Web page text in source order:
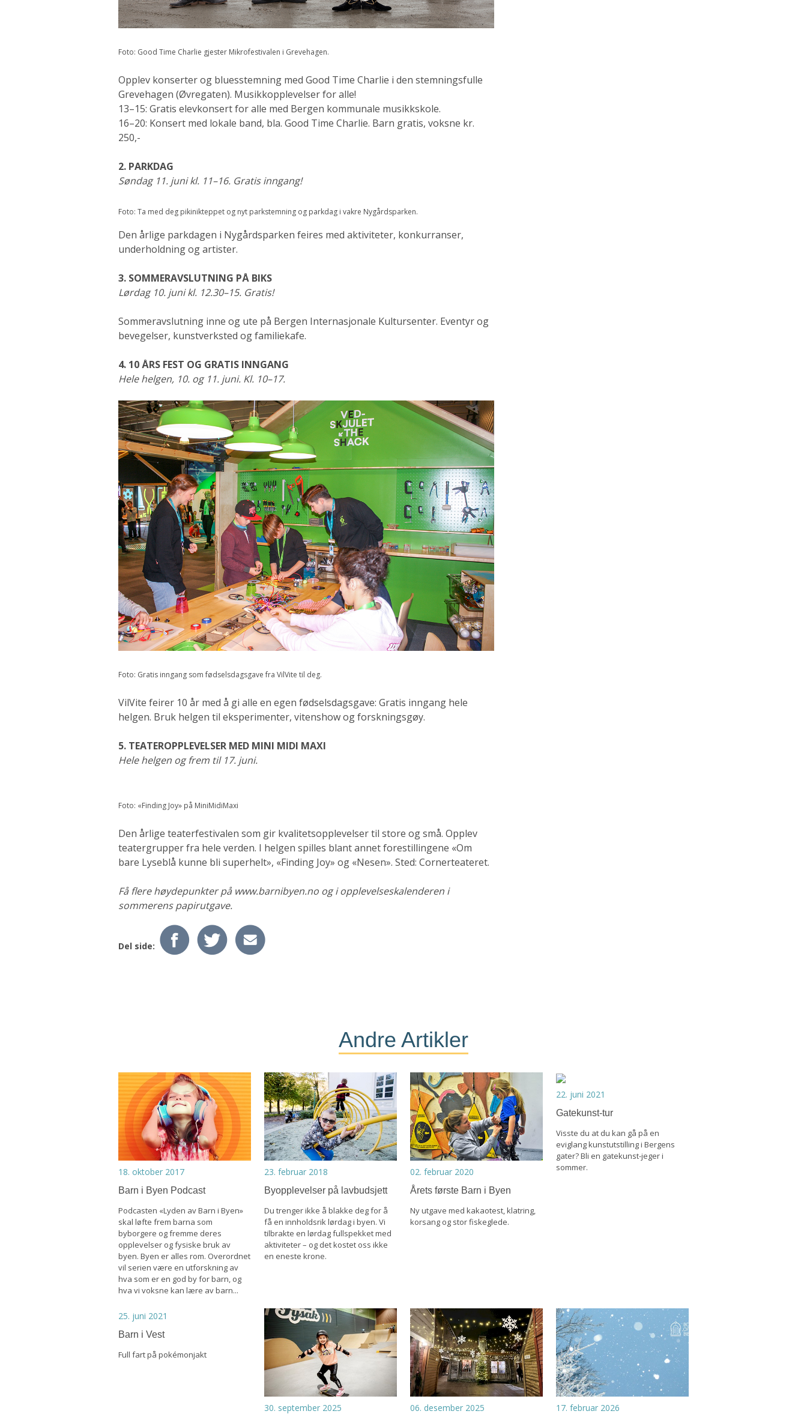
Foto: Good Time Charlie gjester Mikrofestivalen i Grevehagen.
Opplev konserter og bluesstemning med Good Time Charlie i den stemningsfulle
Grevehagen (Øvregaten). Musikkopplevelser for alle!
13–15: Gratis elevkonsert for alle med Bergen kommunale musikkskole.
16–20: Konsert med lokale band, bla. Good Time Charlie. Barn gratis, voksne kr.
250,-
2. PARKDAG
Søndag 11. juni kl. 11–16. Gratis inngang!
Foto: Ta med deg pikinikteppet og nyt parkstemning og parkdag i vakre Nygårdsparken.
Den årlige parkdagen i Nygårdsparken feires med aktiviteter, konkurranser,
underholdning og artister.
3. SOMMERAVSLUTNING PÅ BIKS
Lørdag 10. juni kl. 12.30–15. Gratis!
Sommeravslutning inne og ute på Bergen Internasjonale Kultursenter. Eventyr og
bevegelser, kunstverksted og familiekafe.
4. 10 ÅRS FEST OG GRATIS INNGANG
Hele helgen, 10. og 11. juni. Kl. 10–17.
Foto: Gratis inngang som fødselsdagsgave fra VilVite til deg.
VilVite feirer 10 år med å gi alle en egen fødselsdagsgave: Gratis inngang hele
helgen. Bruk helgen til eksperimenter, vitenshow og forskningsgøy.
5. TEATEROPPLEVELSER MED MINI MIDI MAXI
Hele helgen og frem til 17. juni.
Foto: «Finding Joy» på MiniMidiMaxi
Den årlige teaterfestivalen som gir kvalitetsopplevelser til store og små. Opplev
teatergrupper fra hele verden. I helgen spilles blant annet forestillingene «Om
bare Lyseblå kunne bli superhelt», «Finding Joy» og «Nesen». Sted: Cornerteateret.
Få flere høydepunkter på www.barnibyen.no og i opplevelseskalenderen i
sommerens papirutgave.
Del side:
Andre Artikler
18. oktober 2017
Barn i Byen Podcast
Podcasten «Lyden av Barn i Byen»
skal løfte frem barna som
byborgere og fremme deres
opplevelser og fysiske bruk av
byen. Byen er alles rom. Overordnet
vil serien være en utforskning av
hva som er en god by for barn, og
hva vi voksne kan lære av barn...
23. februar 2018
Byopplevelser på lavbudsjett
Du trenger ikke å blakke deg for å
få en innholdsrik lørdag i byen. Vi
tilbrakte en lørdag fullspekket med
aktiviteter – og det kostet oss ikke
en eneste krone.
02. februar 2020
Årets første Barn i Byen
Ny utgave med kakaotest, klatring,
korsang og stor fiskeglede.
22. juni 2021
Gatekunst-tur
Visste du at du kan gå på en
eviglang kunstutstilling i Bergens
gater? Bli en gatekunst-jeger i
sommer.
25. juni 2021
Barn i Vest
Full fart på pokémonjakt
30. september 2025 06. desember 2025 17. februar 2026